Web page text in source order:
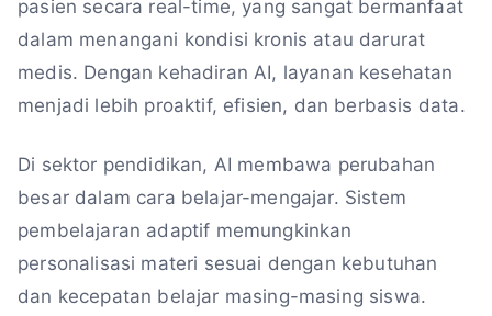
pasien secara real-time, yang sangat bermanfaat
dalam menangani kondisi kronis atau darurat
medis. Dengan kehadiran AI, layanan kesehatan
menjadi lebih proaktif, efisien, dan berbasis data.
Di sektor pendidikan, AI membawa perubahan
besar dalam cara belajar-mengajar. Sistem
pembelajaran adaptif memungkinkan
personalisasi materi sesuai dengan kebutuhan
dan kecepatan belajar masing-masing siswa.